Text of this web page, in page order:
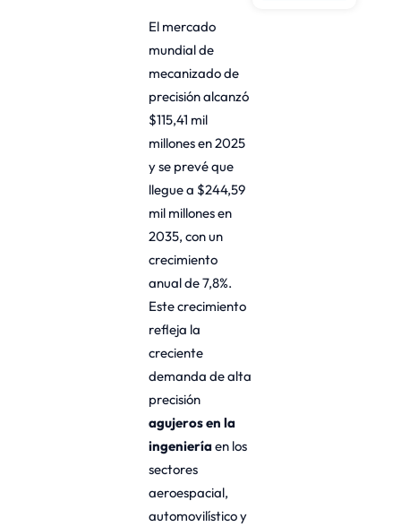
El mercado
mundial de
mecanizado de
precisión alcanzó
$115,41 mil
millones en 2025
y se prevé que
llegue a $244,59
mil millones en
2035, con un
crecimiento
anual de 7,8%.
Este crecimiento
refleja la
creciente
demanda de alta
precisión
agujeros en la
ingenieríaen los
sectores
aeroespacial,
automovilístico y